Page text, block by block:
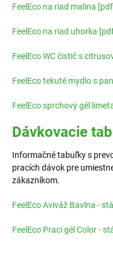
FeelEco na riad malina
FeelEco na riad uhorka
FeelEco WC čistič s
FeelEco tekuté mydlo s
FeelEco sprchový gél
Dávkovacie
Informačné tabuľky s
pracích dávok pre
zákazníkom.
FeelEco Aviváž Bavlna -
FeelEco Prací gél Color -